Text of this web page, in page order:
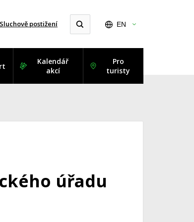
Sluchově postižení EN
Kalendář
akcí
Pro
turisty
úřadu